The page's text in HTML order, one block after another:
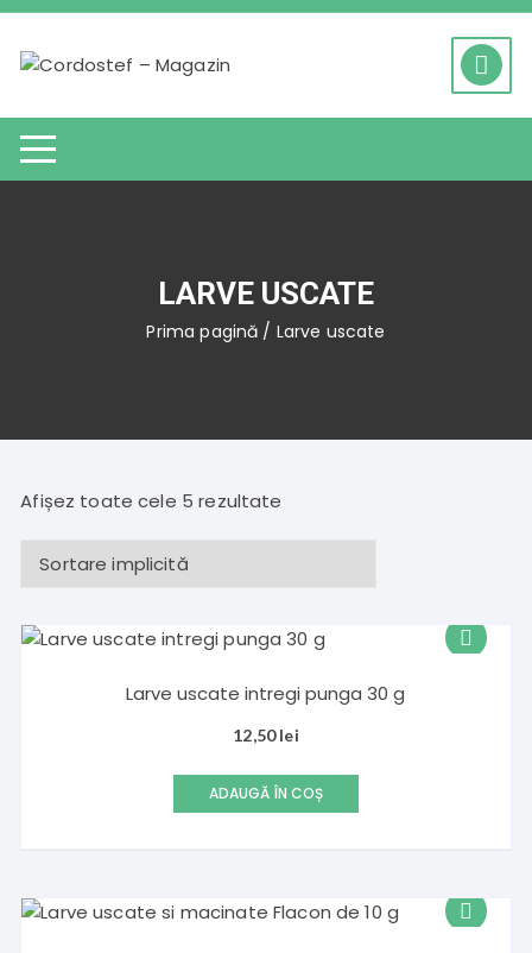
Skip
content
LARVE USCATE
Prima pagină / Larve uscate
Afișez toate cele 5 rezultate
Larve uscate intregi punga 30 g
12,50lei
ADAUGĂ ÎN COȘ